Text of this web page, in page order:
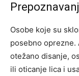
Osobe koje su
posebno
otežano disanje,
ili oticanje lica i